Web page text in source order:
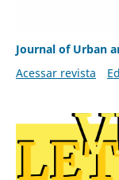
Journal of Urban
Acessar revista